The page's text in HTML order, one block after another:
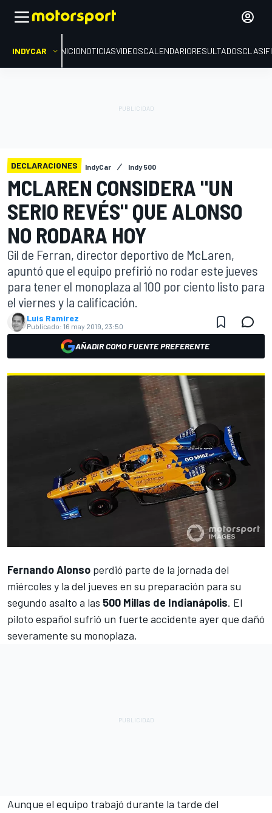
INDYCAR INICIONOTICIASVIDEOSCALENDARIORESULTADOS
DECLARACIONES IndyCar Indy 500
MCLAREN CONSIDERA "UN
SERIO REVÉS" QUE ALONSO
NO RODARA HOY
Gil de Ferran, director deportivo de McLaren,
apuntó que el equipo prefirió no rodar este jueves
para tener el monoplaza al 100 por ciento listo para
el viernes y la calificación.
Luis Ramírez
Publicado: 16 may 2019, 23:50
AÑADIR COMO FUENTE PREFERENTE
Fernando Alonso perdió parte de la jornada del
miércoles y la del jueves en su preparación para su
segundo asalto a las 500 Millas de Indianápolis. El
piloto español sufrió un fuerte accidente ayerque dañó
severamente su monoplaza.
Aunque el equipo trabajó durante la tarde del